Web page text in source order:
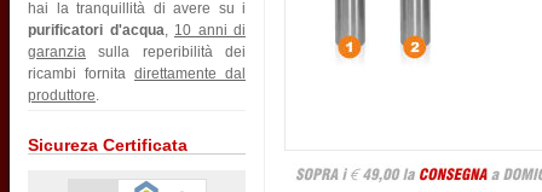
hai la tranquillità di avere su i
purificatori d'acqua, 10 anni di
garanzia sulla reperibilità dei
ricambi fornita direttamente dal
produttore.
Sicureza Certificata